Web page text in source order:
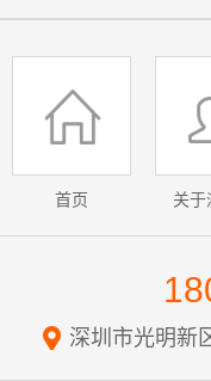
首页 关于
深圳市光明新